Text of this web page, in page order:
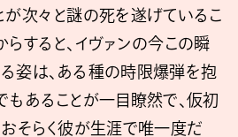
が次々と謎の死を遂げているこ
すると、イヴァンの今この瞬
姿は、ある種の時限爆弾を抱
もあることが一目瞭然で、仮初
おそらく彼が生涯で唯一度だ